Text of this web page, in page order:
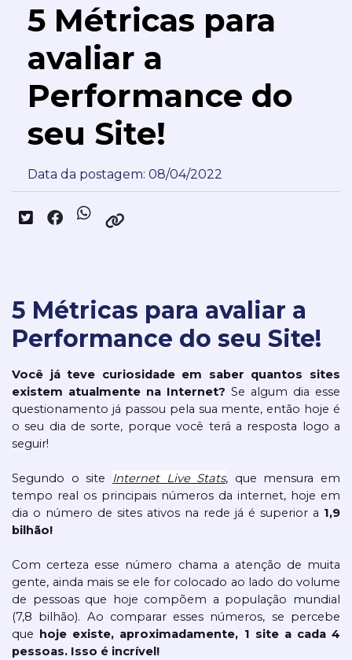
5 Métricas para
avaliar a
Performance do
seu Site!
Data da postagem: 08/04/2022
5 Métricas para avaliar a
Performance do seu Site!
Você já teve curiosidade em saber quantos sites
existem atualmente na Internet? Se algum dia esse
questionamento já passou pela sua mente, então hoje é
o seu dia de sorte, porque você terá a resposta logo a
seguir!
Segundo o site Internet Live Stats, que mensura em
tempo real os principais números da internet, hoje em
dia o número de sites ativos na rede já é superior a 1,9
bilhão!
Com certeza esse número chama a atenção de muita
gente, ainda mais se ele for colocado ao lado do volume
de pessoas que hoje compõem a população mundial
(7,8 bilhão). Ao comparar esses números, se percebe
que
hoje existe, aproximadamente, 1 site a cada 4
pessoas. Isso é incrível!